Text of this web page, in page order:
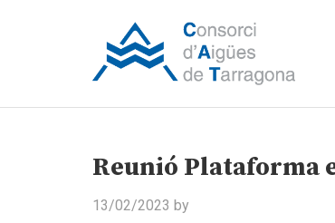
Reunió Plataforma
13/02/2023 by